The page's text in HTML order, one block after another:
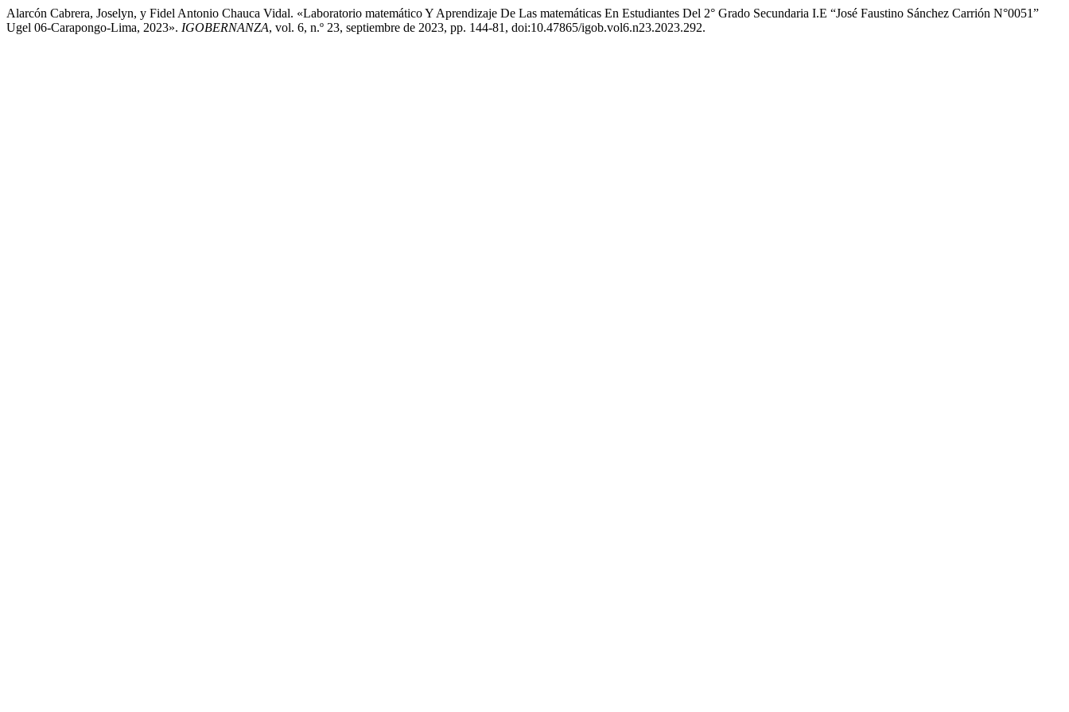
Alarcón Cabrera, Joselyn, y Fidel Antonio Chauca Vidal. «Laboratorio matemático Y Aprendizaje De Las matemáticas En Estudiantes Del 2° Grado Secundaria I.E “José Faustino Sánchez Carrión N°0051”
Ugel 06-Carapongo-Lima, 2023». IGOBERNANZA, vol. 6, n.º 23, septiembre de 2023, pp. 144-81, doi:10.47865/igob.vol6.n23.2023.292.